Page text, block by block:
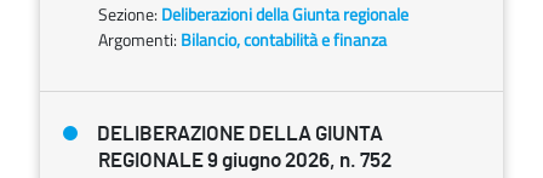
Sezione: Deliberazioni della Giunta regionale
Argomenti: Bilancio, contabilità e finanza
DELIBERAZIONE DELLA GIUNTA
REGIONALE 9 giugno 2026, n. 752